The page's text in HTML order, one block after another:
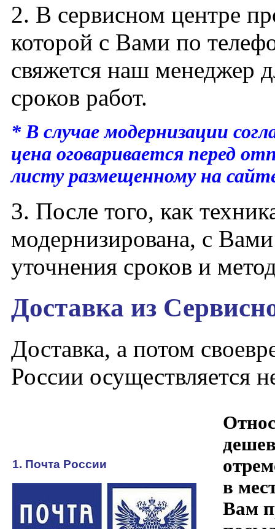
2. В сервисном центре
которой с Вами по
свяжется наш менеджер
сроков работ.
* В случае модернизации
цена оговаривается перед
листу размещенному на
3. После того, как
модернизирована, с
уточнения сроков и
Доставка из
Доставка, а потом
России осуществляется
1. Почта России
в
Вам